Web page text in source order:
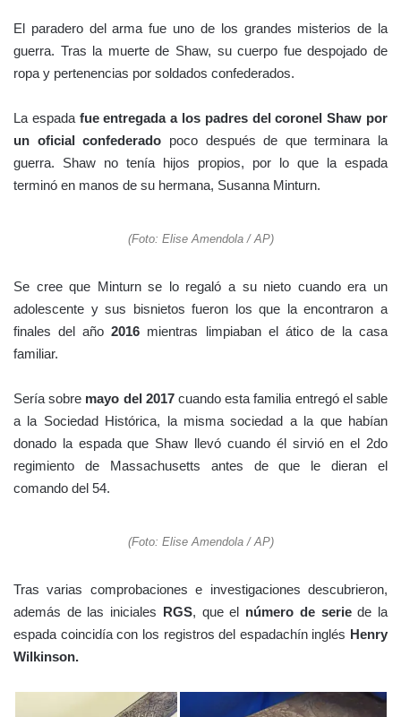
El paradero del arma fue uno de los grandes misterios de la
guerra. Tras la muerte de Shaw, su cuerpo fue despojado de
ropa y pertenencias por soldados confederados.
La espada fue entregada a los padres del coronel Shaw por
un oficial confederado poco después de que terminara la
guerra. Shaw no tenía hijos propios, por lo que la espada
terminó en manos de su hermana, Susanna Minturn.
(Foto: Elise Amendola / AP)
Se cree que Minturn se lo regaló a su nieto cuando era un
adolescente y sus bisnietos fueron los que la encontraron a
finales del año2016 mientras limpiaban el ático de la casa
familiar.
Sería sobre mayo del 2017cuando esta familia entregó el sable
a la Sociedad Histórica, la misma sociedad a la que habían
donado la espada que Shaw llevó cuando él sirvió en el 2do
regimiento de Massachusetts antes de que le dieran el
comando del 54.
(Foto: Elise Amendola / AP)
Tras varias comprobaciones e investigaciones descubrieron,
además de las iniciales RGS, que el número de seriede la
espada coincidía con los registros del espadachín inglés Henry
Wilkinson.